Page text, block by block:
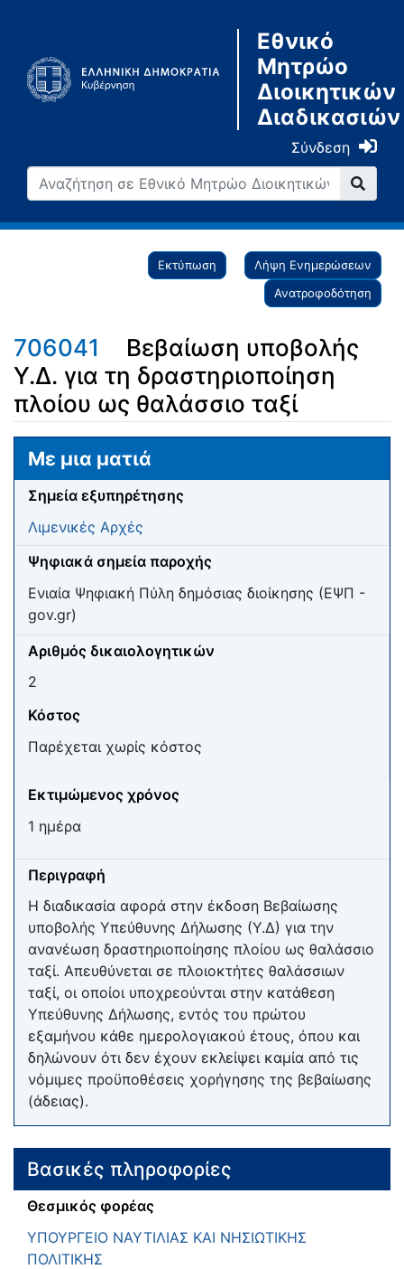
Εθνικό
Μητρώο
Διοικητικών
Διαδικασιών
Σύνδεση
Εκτύπωση
Λήψη Ενημερώσεων
Ανατροφοδότηση
706041
Βεβαίωση υποβολής
Υ.Δ. για τη δραστηριοποίηση
πλοίου ως θαλάσσιο ταξί
Μετάβαση σε: πλοήγηση
Με μια ματιά
Σημεία εξυπηρέτησης
Λιμενικές Αρχές
Ψηφιακά σημεία παροχής
Ενιαία Ψηφιακή Πύλη δημόσιας διοίκησης (ΕΨΠ -
gov.gr)
Αριθμός δικαιολογητικών
2
Κόστος
Παρέχεται χωρίς κόστος
Εκτιμώμενος χρόνος
1 ημέρα
Περιγραφή
Η διαδικασία αφορά στην έκδοση Βεβαίωσης
υποβολής Υπεύθυνης Δήλωσης (Υ.Δ) για την
ανανέωση δραστηριοποίησης πλοίου ως θαλάσσιο
ταξί. Απευθύνεται σε πλοιοκτήτες θαλάσσιων
ταξί, οι οποίοι υποχρεούνται στην κατάθεση
Υπεύθυνης Δήλωσης, εντός του πρώτου
εξαμήνου κάθε ημερολογιακού έτους, όπου και
δηλώνουν ότι δεν έχουν εκλείψει καμία από τις
νόμιμες προϋποθέσεις χορήγησης της βεβαίωσης
(άδειας).
Βασικές πληροφορίες
Θεσμικός φορέας
ΥΠΟΥΡΓΕΙΟ ΝΑΥΤΙΛΙΑΣ ΚΑΙ ΝΗΣΙΩΤΙΚΗΣ
ΠΟΛΙΤΙΚΗΣ